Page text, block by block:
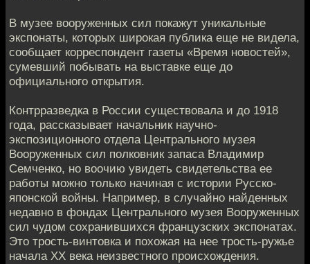
В музее вооруженных сил покажут уникальные
экспонаты, которых широкая публика еще не видела,
сообщает корреспондент газеты «Время новостей»,
сумевший побывать на выставке еще до
официального открытия.
Контрразведка в России существовала и до 1918
года, рассказывает начальник научно-
экспозиционного отдела Центрального музея
Вооруженных сил полковник запаса Владимир
Семченко, но воочию увидеть свидетельства ее
работы можно только начиная с истории Русско-
японской войны. Например, в случайно найденных
недавно в фондах Центрального музея Вооруженных
сил чудом сохранившихся французских экспонатах.
Это трость-винтовка и похожая на нее трость-ружье
начала ХХ века неизвестного происхождения.